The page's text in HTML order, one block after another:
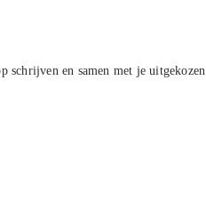
en samen met je uitgekozen